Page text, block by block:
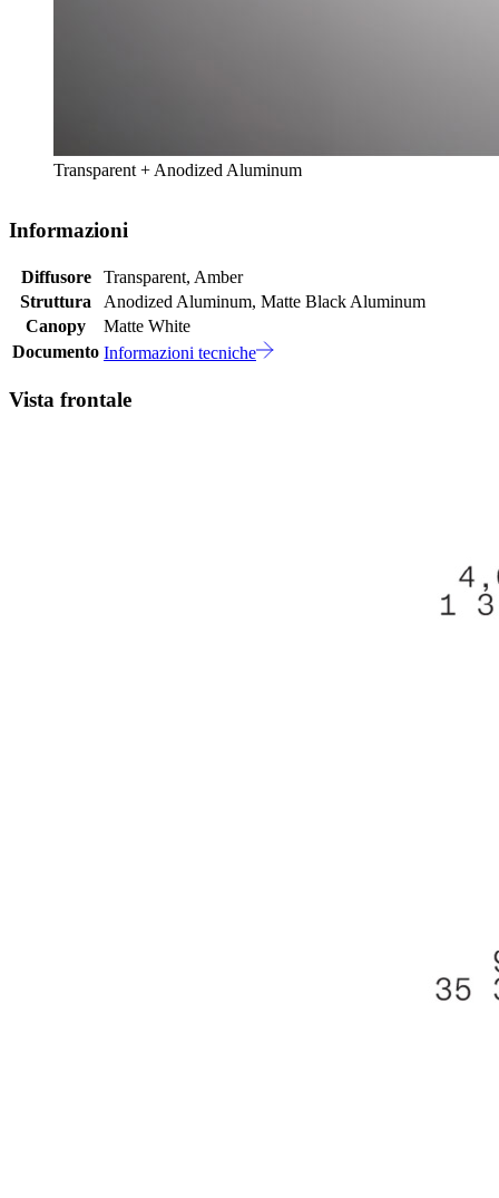
Transparent + Anodized Aluminum
Informazioni
Diffusore
Transparent, Amber
Struttura
Anodized Aluminum, Matte Black Aluminum
Canopy
Matte White
Documento Informazioni tecniche
Vista frontale